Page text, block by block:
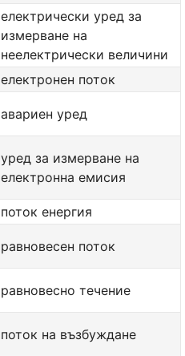
електрически уред за
измерване на
неелектрически величини
електронен поток
авариен уред
уред за измерване на
електронна емисия
поток енергия
равновесен поток
равновесно течение
поток на възбуждане